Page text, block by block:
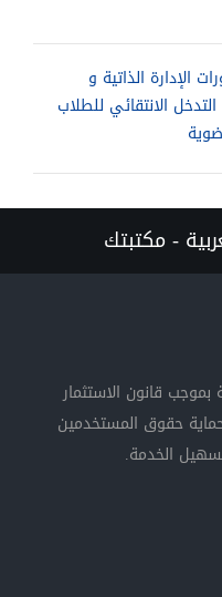
الإدارة الذاتية و
الانتقائي للطلاب
- مكتبتك
بموجب قانون الاستثمار
لسنة 2015 وذلك لحماية حقوق المستخدمين
الخدمة.